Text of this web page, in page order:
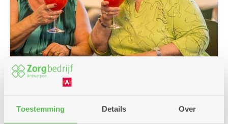
Toestemming Details Over
25/06/2026
Klink op de zomer met cocktails of
mocktails